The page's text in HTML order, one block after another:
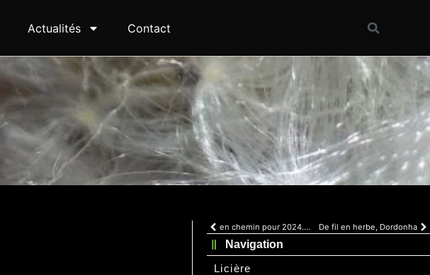
Actualités Contact
en chemin pour 2024…. De fil en herbe, Dordonha
Navigation
Licière